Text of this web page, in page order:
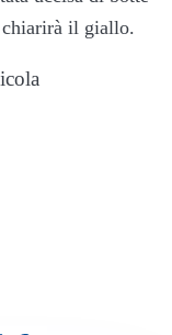
chiarirà il giallo.